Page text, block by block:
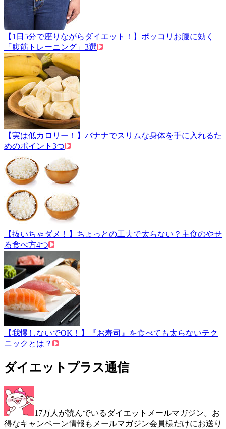
【1日5分で座りながらダイエット！】ポッコリお腹に効く
「腹筋トレーニング」3選
【実は低カロリー！】バナナでスリムな身体を手に入れるた
めのポイント3つ
【抜いちゃダメ！】ちょっとの工夫で太らない？主食のやせ
る食べ方4つ
【我慢しないでOK！】『お寿司』を食べても太らないテク
ニックとは？
ダイエットプラス通信
17万人が読んでいるダイエットメールマガジン。お
得なキャンペーン情報もメールマガジン会員様だけにお送り